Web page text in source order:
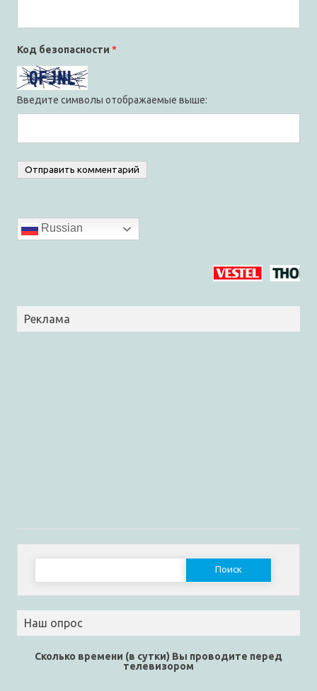
Код безопасности *
Введите символы отображаемые выше:
Russian
Реклама
Найти:
Наш опрос
Сколько времени (в сутки) Вы проводите перед
телевизором